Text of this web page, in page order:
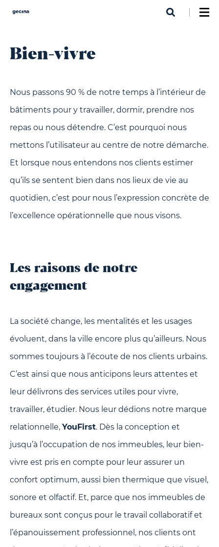
contenu
Bien-vivre
Nous passons 90 % de notre temps à l’intérieur de
bâtiments pour y travailler, dormir, prendre nos
repas ou nous détendre. C’est pourquoi nous
mettons l’utilisateur au centre de notre démarche.
Et lorsque nous entendons nos clients estimer
qu’ils se sentent bien dans nos lieux de vie au
quotidien, c’est pour nous l’expression concrète de
l’excellence opérationnelle que nous visons.
Les raisons de notre
engagement
La société change, les mentalités et les usages
évoluent, dans la ville encore plus qu’ailleurs. Nous
sommes toujours à l’écoute de nos clients urbains.
C’est ainsi que nous anticipons leurs attentes et
leur délivrons des services utiles pour vivre,
travailler, étudier. Nous leur dédions notre marque
relationnelle, YouFirst. Dès la conception et
jusqu’à l’occupation de nos immeubles, leur bien-
vivre est pris en compte pour leur assurer un
confort optimum, aussi bien thermique que visuel,
sonore et olfactif. Et, parce que nos immeubles de
bureaux sont conçus pour le travail collaboratif et
l’épanouissement professionnel, nos clients ont